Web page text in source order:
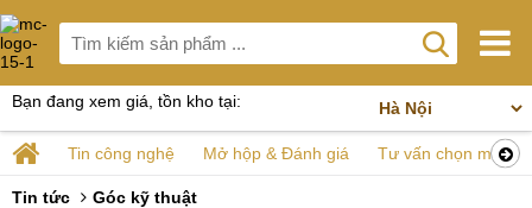
Bạn đang xem giá, tồn kho tại:
Tin công nghệ Mở hộp & Đánh giá Tư vấn chọn mua
Tin tức Góc kỹ thuật